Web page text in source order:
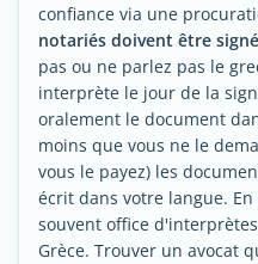
confiance via une
notariés doivent être
pas ou ne parlez pas le
interprète le jour de la
oralement le document
moins que vous ne le
vous le payez) les
écrit dans votre langue.
souvent office
Grèce. Trouver un avocat